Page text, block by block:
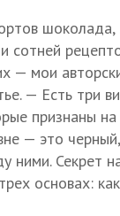
шоколада,
сотней
— мои
— Есть три
признаны на
— это
ними. Секрет
основах: